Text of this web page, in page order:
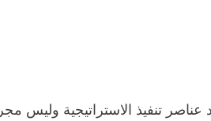
تنفيذ الاستراتيجية وليس